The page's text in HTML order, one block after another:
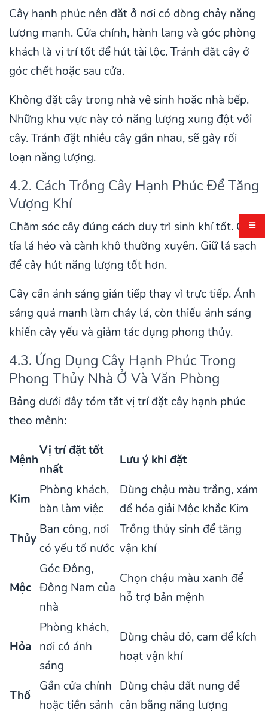
Cây hạnh phúc nên đặt ở nơi có dòng chảy năng
lượng mạnh. Cửa chính, hành lang và góc phòng
khách là vị trí tốt để hút tài lộc. Tránh đặt cây ở
góc chết hoặc sau cửa.
Không đặt cây trong nhà vệ sinh hoặc nhà bếp.
Những khu vực này có năng lượng xung đột với
cây. Tránh đặt nhiều cây gần nhau, sẽ gây rối
loạn năng lượng.
4.2. Cách Trồng Cây Hạnh Phúc Để Tăng
Vượng Khí
Chăm sóc cây đúng cách duy trì sinh khí tốt. Cắt
tỉa lá héo và cành khô thường xuyên. Giữ lá sạch
để cây hút năng lượng tốt hơn.
Cây cần ánh sáng gián tiếp thay vì trực tiếp. Ánh
sáng quá mạnh làm cháy lá, còn thiếu ánh sáng
khiến cây yếu và giảm tác dụng phong thủy.
4.3. Ứng Dụng Cây Hạnh Phúc Trong
Phong Thủy Nhà Ở Và Văn Phòng
Bảng dưới đây tóm tắt vị trí đặt cây hạnh phúc
theo mệnh:
Mệnh
Vị trí đặt tốt
nhất
Lưu ý khi đặt
Kim
Phòng khách,
bàn làm việc
Dùng chậu màu trắng, xám
để hóa giải Mộc khắc Kim
Thủy
Ban công, nơi
có yếu tố nước
Trồng thủy sinh để tăng
vận khí
Mộc
Góc Đông,
Đông Nam của
nhà
Chọn chậu màu xanh để
hỗ trợ bản mệnh
Hỏa
Phòng khách,
nơi có ánh
sáng
Dùng chậu đỏ, cam để kích
hoạt vận khí
Thổ
Gần cửa chính
hoặc tiền sảnh
Dùng chậu đất nung để
cân bằng năng lượng